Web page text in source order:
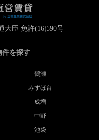
大臣 免許(16)390号
件を探す
鶴瀬
みずほ台
成増
中野
池袋